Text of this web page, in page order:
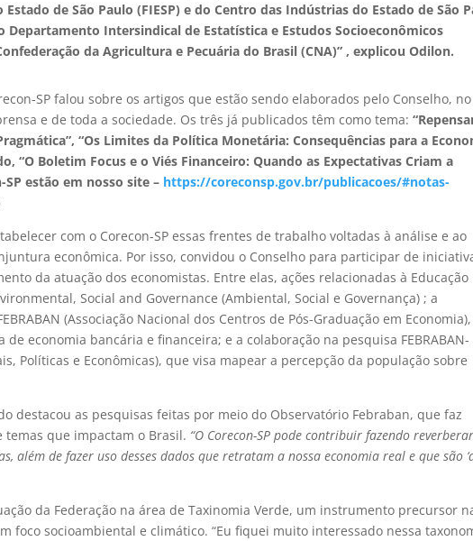
de São Paulo (FIESP) e do Centro das Indústrias do Estado de São
Departamento Intersindical de Estatística e Estudos Socioeconômicos
da Agricultura e Pecuária do Brasil (CNA)” , explicou Odilon.
SP falou sobre os artigos que estão sendo elaborados pelo Conselho, no
e de toda a sociedade. Os três já publicados têm como tema:
“Os Limites da Política Monetária: Consequências para a
“O Boletim Focus e o Viés Financeiro: Quando as Expectativas Criam a
SP estão em nosso site – https://coreconsp.gov.br/publicacoes/#notas-
com o Corecon-SP essas frentes de trabalho voltadas à análise e ao
econômica. Por isso, convidou o Conselho para participar de
da atuação dos economistas. Entre elas, ações relacionadas à Educação
Social and Governance (Ambiental, Social e Governança) ; a
(Associação Nacional dos Centros de Pós-Graduação em
economia bancária e financeira; e a colaboração na pesquisa FEBRABAN-
Políticas e Econômicas), que visa mapear a percepção da população sobre
destacou as pesquisas feitas por meio do Observatório Febraban, que faz
que impactam o Brasil. “O Corecon-SP pode contribuir fazendo reverberar
além de fazer uso desses dados que retratam a nossa economia real e que são
da Federação na área de Taxinomia Verde, um instrumento precursor
foco socioambiental e climático. “Eu fiquei muito interessado nessa